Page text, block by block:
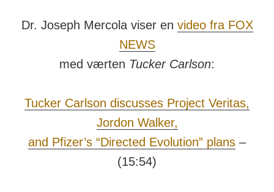
Dr. Joseph Mercola viser en video fra FOX
NEWS
med værten Tucker Carlson:
Tucker Carlson discusses Project Veritas,
Jordon Walker,
and Pfizer’s “Directed Evolution” plans –
(15:54)